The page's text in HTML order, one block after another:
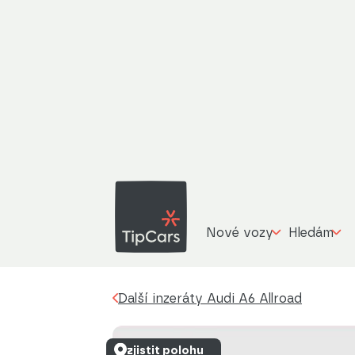
Nové vozy Hledám
Další inzeráty Audi A6 Allroad
zjistit polohu